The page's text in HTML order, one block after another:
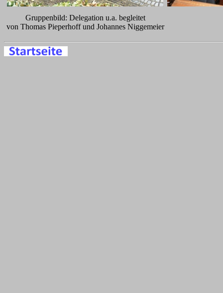
Gruppenbild: Delegation u.a. begleitet
von Thomas Pieperhoff und Johannes Niggemeier